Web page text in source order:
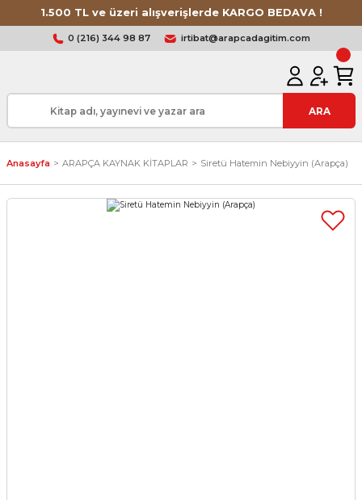
1.500 TL ve üzeri alışverişlerde KARGO BEDAVA !
0 (216) 344 98 87 irtibat@arapcadagitim.com
ARA
Anasayfa ARAPÇA KAYNAK KİTAPLAR Siretü Hatemin Nebiyyin (Arapça)